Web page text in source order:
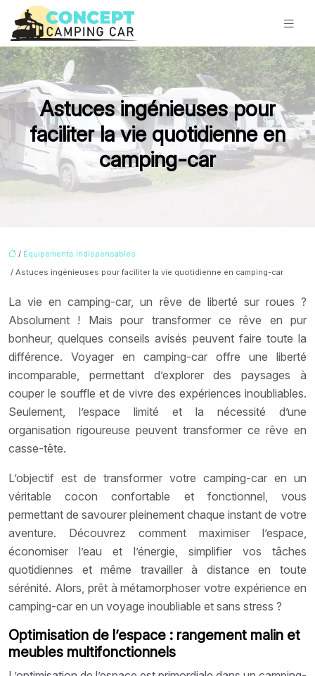
Astuces ingénieuses pour
faciliter la vie quotidienne en
camping-car
/ Équipements indispensables
/ Astuces ingénieuses pour faciliter la vie quotidienne en camping-car
La vie en camping-car, un rêve de liberté sur roues ?
Absolument ! Mais pour transformer ce rêve en pur
bonheur, quelques conseils avisés peuvent faire toute la
différence. Voyager en camping-car offre une liberté
incomparable, permettant d’explorer des paysages à
couper le souffle et de vivre des expériences inoubliables.
Seulement, l’espace limité et la nécessité d’une
organisation rigoureuse peuvent transformer ce rêve en
casse-tête.
L’objectif est de transformer votre camping-car en un
véritable cocon confortable et fonctionnel, vous
permettant de savourer pleinement chaque instant de votre
aventure. Découvrez comment maximiser l’espace,
économiser l’eau et l’énergie, simplifier vos tâches
quotidiennes et même travailler à distance en toute
sérénité. Alors, prêt à métamorphoser votre expérience en
camping-car en un voyage inoubliable et sans stress ?
Optimisation de l’espace : rangement malin et
meubles multifonctionnels